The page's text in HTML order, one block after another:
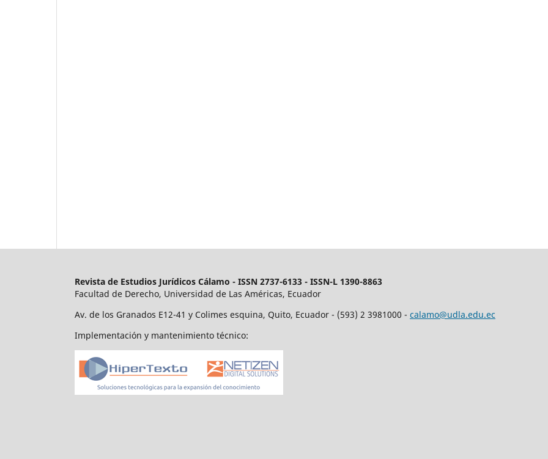
Revista de Estudios Jurídicos Cálamo - ISSN 2737-6133 - ISSN-L 1390-8863
Facultad de Derecho, Universidad de Las Américas, Ecuador
Av. de los Granados E12-41 y Colimes esquina, Quito, Ecuador - (593) 2 3981000 - calamo@udla.edu.ec
Implementación y mantenimiento técnico: